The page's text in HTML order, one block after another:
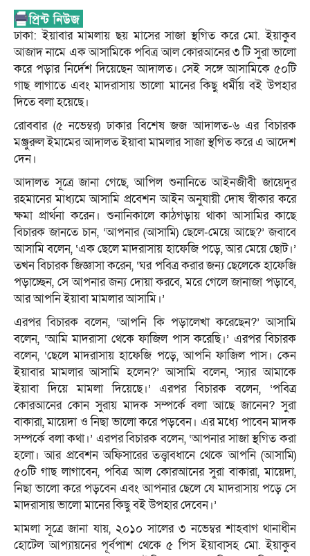
ঢাকা: ইয়াবার মামলায় ছয় মাসের সাজা স্থগিত করে মো. ইয়াকুব
আজাদ নামে এক আসামিকে পবিত্র আল কোরআনের ৩ টি সুরা ভালো
করে পড়ার নির্দেশ দিয়েছেন আদালত। সেই সঙ্গে আসামিকে ৫০টি
গাছ লাগাতে এবং মাদরাসায় ভালো মানের কিছু ধর্মীয় বই উপহার
দিতে বলা হয়েছে।
রোববার (৫ নভেম্বর) ঢাকার বিশেষ জজ আদালত-৬ এর বিচারক
মঞ্জুরুল ইমামের আদালত ইয়াবা মামলার সাজা স্থগিত করে এ আদেশ
দেন।
আদালত সূত্রে জানা গেছে, আপিল শুনানিতে আইনজীবী জায়েদুর
রহমানের মাধ্যমে আসামি প্রবেশন আইন অনুযায়ী দোষ স্বীকার করে
ক্ষমা প্রার্থনা করেন। শুনানিকালে কাঠগড়ায় থাকা আসামির কাছে
বিচারক জানতে চান, ‘আপনার (আসামি) ছেলে-মেয়ে আছে?’ জবাবে
আসামি বলেন, ‘এক ছেলে মাদরাসায় হাফেজি পড়ে, আর মেয়ে ছোট।’
তখন বিচারক জিজ্ঞাসা করেন, ‘ঘর পবিত্র করার জন্য ছেলেকে হাফেজি
পড়াচ্ছেন, সে আপনার জন্য দোয়া করবে, মরে গেলে জানাজা পড়াবে,
আর আপনি ইয়াবা মামলার আসামি।’
এরপর বিচারক বলেন, ‘আপনি কি পড়ালেখা করেছেন?’ আসামি
বলেন, ‘আমি মাদরাসা থেকে ফাজিল পাস করেছি।’ এরপর বিচারক
বলেন, ‘ছেলে মাদরাসায় হাফেজি পড়ে, আপনি ফাজিল পাস। কেন
ইয়াবার মামলার আসামি হলেন?’ আসামি বলেন, ‘স্যার আমাকে
ইয়াবা দিয়ে মামলা দিয়েছে।’ এরপর বিচারক বলেন, ‘পবিত্র
কোরআনের কোন সুরায় মাদক সম্পর্কে বলা আছে জানেন? সুরা
বাকারা, মায়েদা ও নিছা ভালো করে পড়বেন। এর মধ্যে পাবেন মাদক
সম্পর্কে বলা কথা।’ এরপর বিচারক বলেন, ‘আপনার সাজা স্থগিত করা
হলো। আর প্রবেশন অফিসারের তত্ত্বাবধানে থেকে আপনি (আসামি)
৫০টি গাছ লাগাবেন, পবিত্র আল কোরআনের সুরা বাকারা, মায়েদা,
নিছা ভালো করে পড়বেন এবং আপনার ছেলে যে মাদরাসায় পড়ে সে
মাদরাসায় ভালো মানের কিছু বই উপহার দেবেন।’
মামলা সূত্রে জানা যায়, ২০১০ সালের ৩ নভেম্বর শাহবাগ থানাধীন
হোটেল আপ্যায়নের পূর্বপাশ থেকে ৫ পিস ইয়াবাসহ মো. ইয়াকুব